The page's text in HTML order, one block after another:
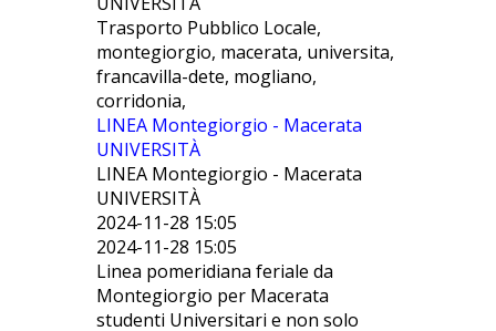
Trasporto Pubblico Locale,
montegiorgio, macerata, universita,
francavilla-dete, mogliano,
corridonia,
LINEA Montegiorgio - Macerata
UNIVERSITÀ
LINEA Montegiorgio - Macerata
UNIVERSITÀ
2024-11-28 15:05
2024-11-28 15:05
Linea pomeridiana feriale da
Montegiorgio per Macerata
studenti Universitari e non solo